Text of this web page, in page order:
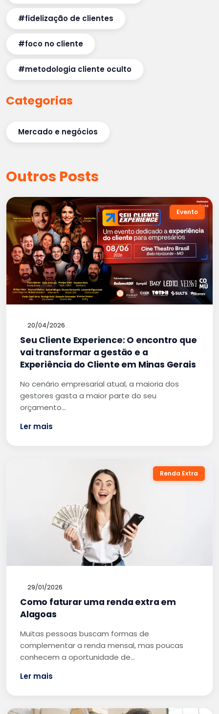
#fidelização de clientes
#foco no cliente
#metodologia cliente oculto
Categorias
Mercado e negócios
Outros Posts
Evento
20/04/2026
Seu Cliente Experience: O encontro que
vai transformar a gestão e a
Experiência do Cliente em Minas Gerais
No cenário empresarial atual, a maioria dos
gestores gasta a maior parte do seu
orçamento…
Ler mais
Renda Extra
29/01/2026
Como faturar uma renda extra em
Alagoas
Muitas pessoas buscam formas de
complementar a renda mensal, mas poucas
conhecem a oportunidade de…
Ler mais